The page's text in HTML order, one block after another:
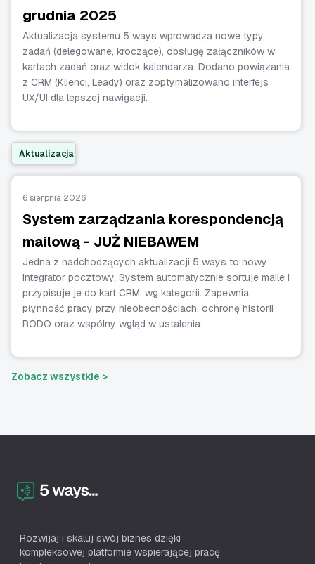
grudnia 2025
Aktualizacja systemu 5 ways wprowadza nowe typy
zadań (delegowane, kroczące), obsługę załączników w
kartach zadań oraz widok kalendarza. Dodano powiązania
z CRM (Klienci, Leady) oraz zoptymalizowano interfejs
UX/UI dla lepszej nawigacji.
Aktualizacja
6 sierpnia 2026
System zarządzania korespondencją
mailową - JUŻ NIEBAWEM
Jedna z nadchodzących aktualizacji 5 ways to nowy
integrator pocztowy. System automatycznie sortuje maile i
przypisuje je do kart CRM. wg kategorii. Zapewnia
płynność pracy przy nieobecnościach, ochronę historii
RODO oraz wspólny wgląd w ustalenia.
Zobacz wszystkie >
Rozwijaj i skaluj swój biznes dzięki
kompleksowej platformie wspierającej pracę